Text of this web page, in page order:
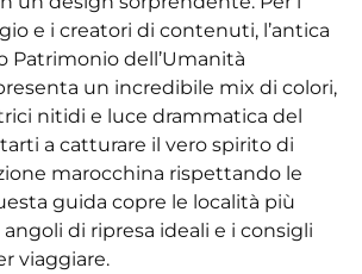
e i creatori di contenuti, l’antica
dell’Umanità
un incredibile mix di colori,
nitidi e luce drammatica del
a catturare il vero spirito di
marocchina rispettando le
guida copre le località più
di ripresa ideali e i consigli
viaggiare.